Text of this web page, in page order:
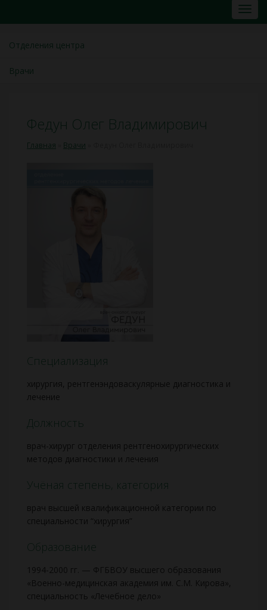
Отделения центра
Врачи
Федун Олег Владимирович
Главная Врачи
Специализация
хирургия, рентгенэндоваскулярные диагностика и
лечение
Должность
врач-хирург отделения рентгенохирургических
методов диагностики и лечения
Учёная степень, категория
врач высшей квалификационной категории по
специальности “хирургия”
Образование
1994-2000 гг. — ФГБВОУ высшего образования
«Военно-медицинская академия им. С.М. Кирова»,
специальность «Лечебное дело»